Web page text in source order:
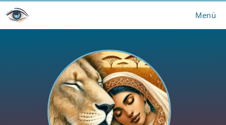
Zum
Inhalt
Menü